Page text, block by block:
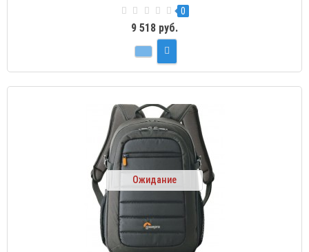
0
9 518 руб.
Ожидание